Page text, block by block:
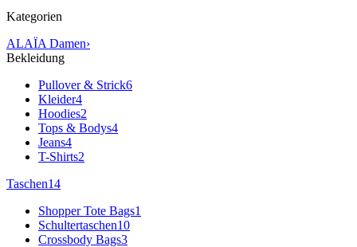
Kategorien
ALAÏA Damen›
Bekleidung
Pullover & Strick6
Kleider4
Hoodies2
Tops & Bodys4
Jeans4
T-Shirts2
Taschen14
Shopper Tote Bags1
Schultertaschen10
Crossbody Bags3